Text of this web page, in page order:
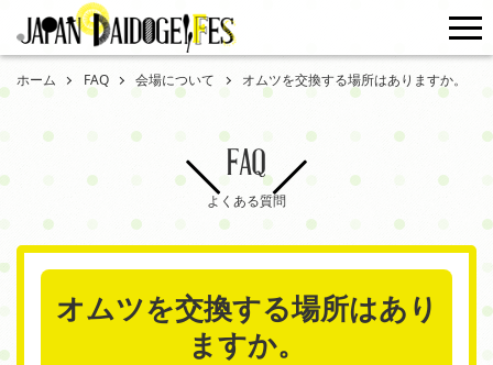
ホーム FAQ 会場について オムツを交換する場所はありますか。
FAQ
よくある質問
オムツを交換する場所はあり
ますか。